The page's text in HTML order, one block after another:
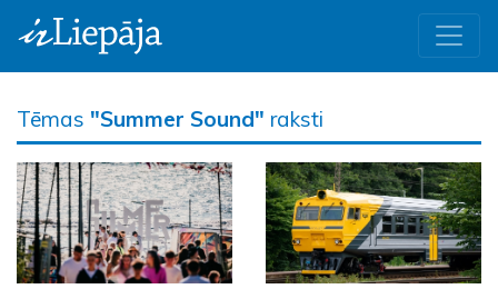
Tēmas "Summer Sound" raksti